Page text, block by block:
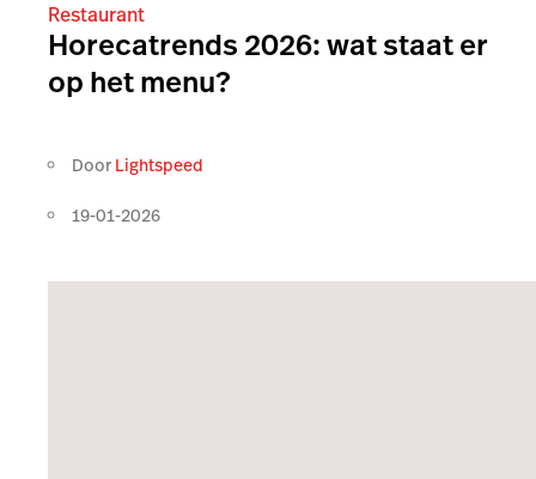
Restaurant
Horecatrends 2026: wat staat er
op het menu?
Door Lightspeed
19-01-2026